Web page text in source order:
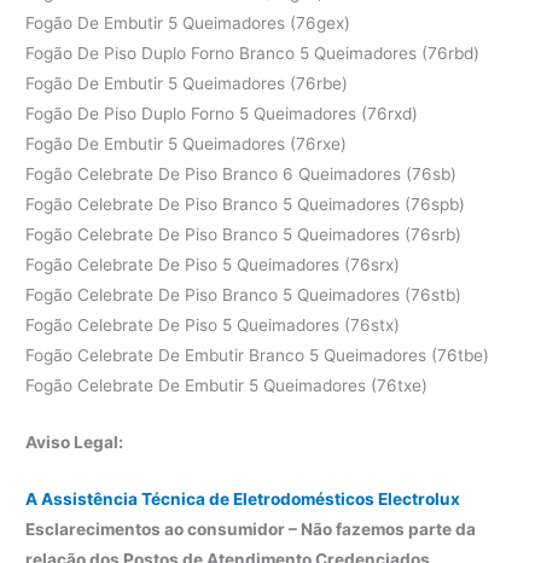
Fogão De Embutir 5 Queimadores (76gex)
Fogão De Piso Duplo Forno Branco 5 Queimadores (76rbd)
Fogão De Embutir 5 Queimadores (76rbe)
Fogão De Piso Duplo Forno 5 Queimadores (76rxd)
Fogão De Embutir 5 Queimadores (76rxe)
Fogão Celebrate De Piso Branco 6 Queimadores (76sb)
Fogão Celebrate De Piso Branco 5 Queimadores (76spb)
Fogão Celebrate De Piso Branco 5 Queimadores (76srb)
Fogão Celebrate De Piso 5 Queimadores (76srx)
Fogão Celebrate De Piso Branco 5 Queimadores (76stb)
Fogão Celebrate De Piso 5 Queimadores (76stx)
Fogão Celebrate De Embutir Branco 5 Queimadores (76tbe)
Fogão Celebrate De Embutir 5 Queimadores (76txe)
Aviso Legal:
A Assistência Técnica de Eletrodomésticos Electrolux
Esclarecimentos ao consumidor – Não fazemos parte da